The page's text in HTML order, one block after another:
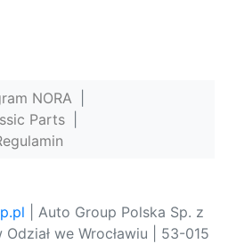
NORA
Parts
| Auto Group Polska Sp. z
we Wrocławiu | 53-015